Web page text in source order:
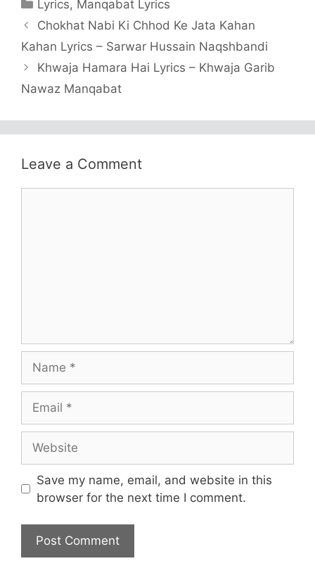
Lyrics, Manqabat Lyrics
Chokhat Nabi Ki Chhod Ke Jata Kahan
Kahan Lyrics – Sarwar Hussain Naqshbandi
Khwaja Hamara Hai Lyrics – Khwaja Garib
Nawaz Manqabat
Leave a Comment
Save my name, email, and website in this
browser for the next time I comment.